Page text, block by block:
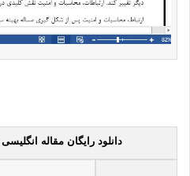
دانلود رایگان مقاله